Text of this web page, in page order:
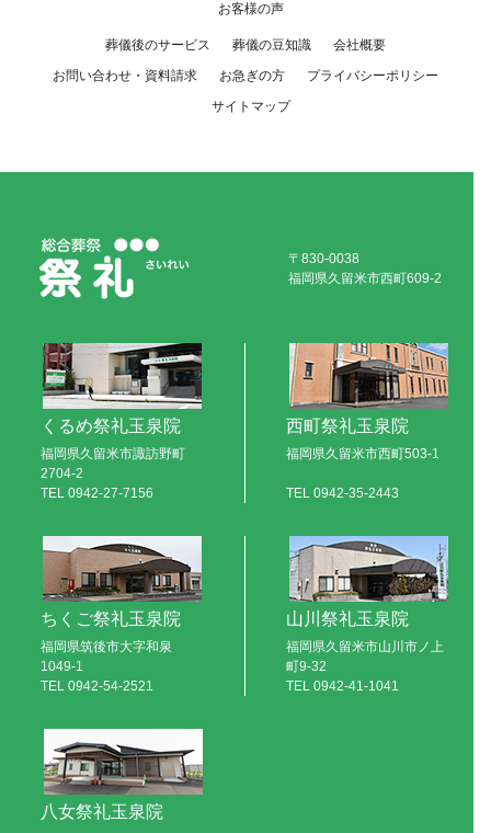
お客様の声
葬儀後のサービス 葬儀の豆知識
会社概要
お問い合わせ・資料請求
お急ぎの方
プライバシーポリシー
サイトマップ
〒830-0038
福岡県久留米市西町609-2
くるめ祭礼玉泉院
福岡県久留米市諏訪野町
2704-2
TEL 0942-27-7156
西町祭礼玉泉院
福岡県久留米市西町503-1
TEL 0942-35-2443
ちくご祭礼玉泉院
福岡県筑後市大字和泉
1049-1
TEL 0942-54-2521
山川祭礼玉泉院
福岡県久留米市山川市ノ上
町9-32
TEL 0942-41-1041
八女祭礼玉泉院